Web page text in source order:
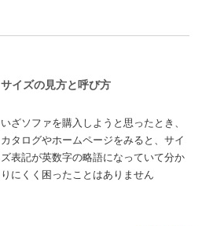
サイズの見方と呼び方
いざソファを購入しようと思ったとき、
カタログやホームページをみると、サイ
ズ表記が英数字の略語になっていて分か
りにくく困ったことはありません